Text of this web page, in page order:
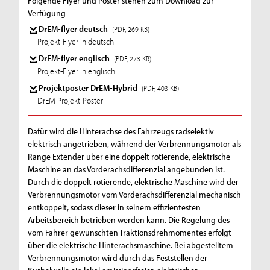
Verfügung
DrEM-flyer deutsch (PDF, 269 KB)
Projekt-Flyer in deutsch
DrEM-flyer englisch (PDF, 273 KB)
Projekt-Flyer in englisch
Projektposter DrEM-Hybrid (PDF, 403 KB)
DrEM Projekt-Poster
Dafür wird die Hinterachse des Fahrzeugs radselektiv
elektrisch angetrieben, während der Verbrennungsmotor als
Range Extender über eine doppelt rotierende, elektrische
Maschine an das Vorderachsdifferenzial angebunden ist.
Durch die doppelt rotierende, elektrische Maschine wird der
Verbrennungsmotor vom Vorderachsdifferenzial mechanisch
entkoppelt, sodass dieser in seinem effizientesten
Arbeitsbereich betrieben werden kann. Die Regelung des
vom Fahrer gewünschten Traktionsdrehmomentes erfolgt
über die elektrische Hinterachsmaschine. Bei abgestelltem
Verbrennungsmotor wird durch das Feststellen der